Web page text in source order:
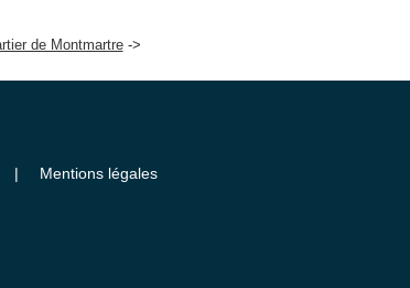
de Montmartre
Mentions légales